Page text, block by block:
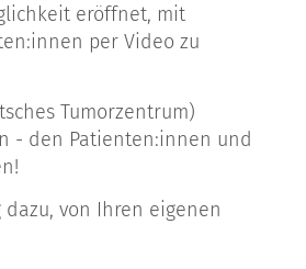
eröffnet, mit
per Video zu
Tumorzentrum)
- den Patienten:innen und
von Ihren eigenen